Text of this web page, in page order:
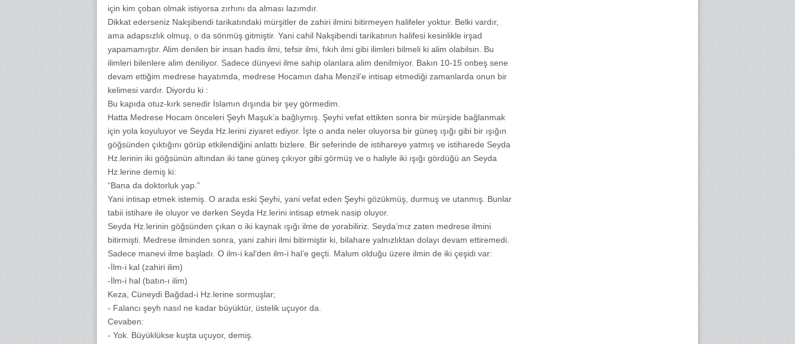
için kim çoban olmak istiyorsa zırhını da alması lazımdır.
Dikkat ederseniz Nakşibendi tarikatındaki mürşitler de zahiri ilmini bitirmeyen halifeler yoktur. Belki vardır,
ama adapsızlık olmuş, o da sönmüş gitmiştir. Yani cahil Nakşibendi tarikatının halifesi kesinlikle irşad
yapamamıştır. Alim denilen bir insan hadis ilmi, tefsir ilmi, fıkıh ilmi gibi ilimleri bilmeli ki alim olabilsin. Bu
ilimleri bilenlere alim deniliyor. Sadece dünyevi ilme sahip olanlara alim denilmiyor. Bakın 10-15 onbeş sene
devam ettiğim medrese hayatımda, medrese Hocamın daha Menzil’e intisap etmediği zamanlarda onun bir
kelimesi vardır. Diyordu ki :
Bu kapıda otuz-kırk senedir İslamın dışında bir şey görmedim.
Hatta Medrese Hocam önceleri Şeyh Maşuk’a bağlıymış. Şeyhi vefat ettikten sonra bir mürşide bağlanmak
için yola koyuluyor ve Seyda Hz.lerini ziyaret ediyor. İşte o anda neler oluyorsa bir güneş ışığı gibi bir ışığın
göğsünden çıktığını görüp etkilendiğini anlattı bizlere. Bir seferinde de istihareye yatmış ve istiharede Seyda
Hz.lerinin iki göğsünün altından iki tane güneş çıkıyor gibi görmüş ve o haliyle iki ışığı gördüğü an Seyda
Hz.lerine demiş ki:
“Bana da doktorluk yap.”
Yani intisap etmek istemiş. O arada eski Şeyhi, yani vefat eden Şeyhi gözükmüş, durmuş ve utanmış. Bunlar
tabii istihare ile oluyor ve derken Seyda Hz.lerini intisap etmek nasip oluyor.
Seyda Hz.lerinin göğsünden çıkan o iki kaynak ışığı ilme de yorabiliriz. Seyda’mız zaten medrese ilmini
bitirmişti. Medrese ilminden sonra, yani zahiri ilmi bitirmiştir ki, bilahare yalnızlıktan dolayı devam ettiremedi.
Sadece manevi ilme başladı. O ilm-i kal’den ilm-i hal’e geçti. Malum olduğu üzere ilmin de iki çeşidi var:
-İlm-i kal (zahiri ilim)
-İlm-i hal (batın-ı ilim)
Keza, Cüneydi Bağdad-i Hz.lerine sormuşlar;
- Falancı şeyh nasıl ne kadar büyüktür, üstelik uçuyor da.
Cevaben:
- Yok. Büyüklükse kuşta uçuyor, demiş.